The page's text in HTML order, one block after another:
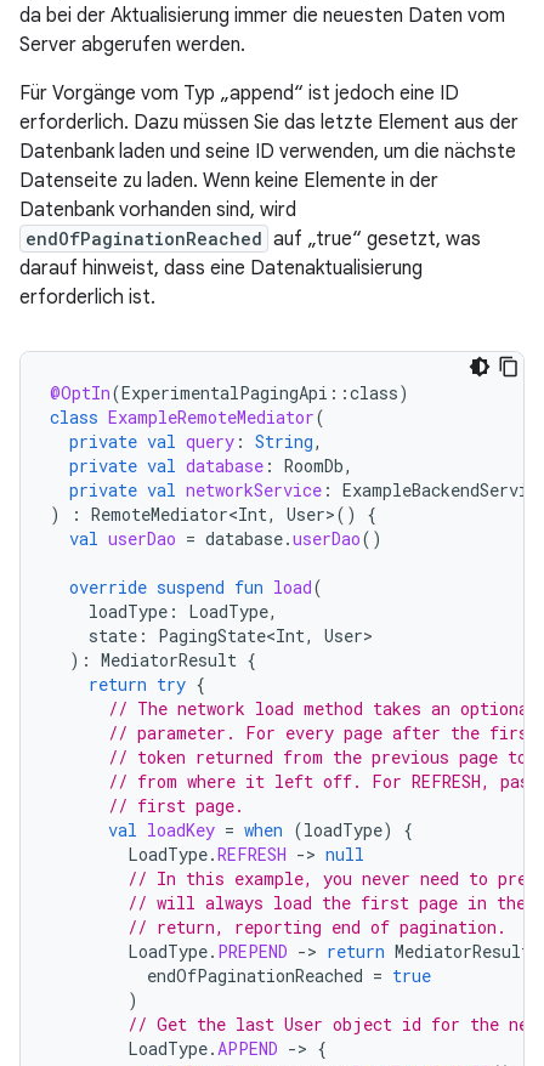
da bei der Aktualisierung immer die neuesten Daten vom
Server abgerufen werden.
Für Vorgänge vom Typ „append“ ist jedoch eine ID
erforderlich. Dazu müssen Sie das letzte Element aus der
Datenbank laden und seine ID verwenden, um die nächste
Datenseite zu laden. Wenn keine Elemente in der
Datenbank vorhanden sind, wird
endOfPaginationReached auf „true“ gesetzt, was
darauf hinweist, dass eine Datenaktualisierung
erforderlich ist.
@OptIn(ExperimentalPagingApi ::class)
class ExampleRemoteMediator(
private val query : String,
private val database : RoomDb,
private val networkService :
)
: RemoteMediator<Int, User>()
{
val userDao = database.userDao()
override suspend fun load(
loadType : LoadType,
state : PagingState<Int, User
): MediatorResult {
return try {
// The network load method takes an
// parameter. For every page after the
// token returned from the previous page
// from where it left off. For REFRESH,
// first page.
val loadKey = when (loadType)
{
LoadType.REFRESH -> null
// In this example, you never need to
// will always load the first page in the
// return, reporting end of pagination.
LoadType. PREPEND -> return MediatorResult
endOfPaginationReached = true
)
// Get the last User object id for the next
LoadType. APPEND -> {